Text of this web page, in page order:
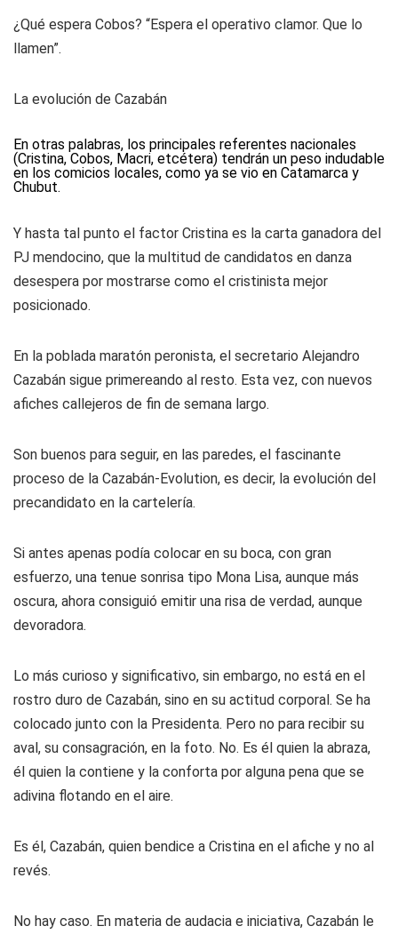
¿Qué espera Cobos? “Espera el operativo clamor. Que lo
llamen”.
La evolución de Cazabán
En otras palabras, los principales referentes nacionales
(Cristina, Cobos, Macri, etcétera) tendrán un peso indudable
en los comicios locales, como ya se vio en Catamarca y
Chubut.
Y hasta tal punto el factor Cristina es la carta ganadora del
PJ mendocino, que la multitud de candidatos en danza
desespera por mostrarse como el cristinista mejor
posicionado.
En la poblada maratón peronista, el secretario Alejandro
Cazabán sigue primereando al resto. Esta vez, con nuevos
afiches callejeros de fin de semana largo.
Son buenos para seguir, en las paredes, el fascinante
proceso de la Cazabán-Evolution, es decir, la evolución del
precandidato en la cartelería.
Si antes apenas podía colocar en su boca, con gran
esfuerzo, una tenue sonrisa tipo Mona Lisa, aunque más
oscura, ahora consiguió emitir una risa de verdad, aunque
devoradora.
Lo más curioso y significativo, sin embargo, no está en el
rostro duro de Cazabán, sino en su actitud corporal. Se ha
colocado junto con la Presidenta. Pero no para recibir su
aval, su consagración, en la foto. No. Es él quien la abraza,
él quien la contiene y la conforta por alguna pena que se
adivina flotando en el aire.
Es él, Cazabán, quien bendice a Cristina en el afiche y no al
revés.
No hay caso. En materia de audacia e iniciativa, Cazabán le